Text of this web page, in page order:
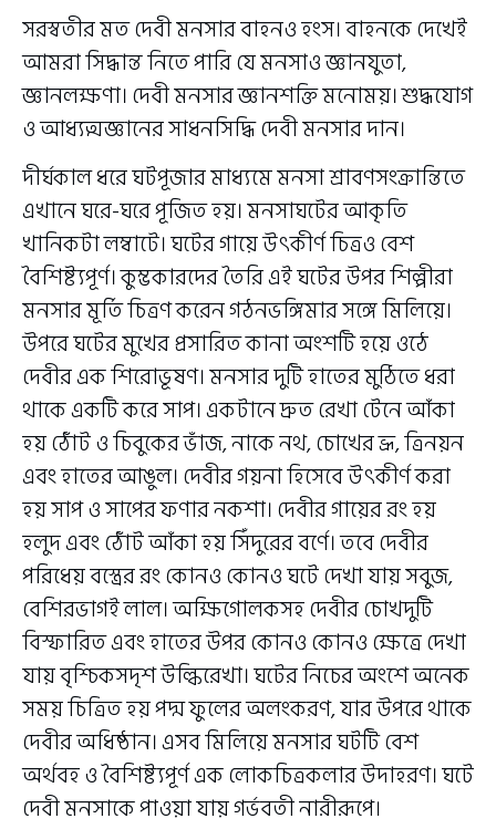
সরস্বতীর মত দেবী মনসার বাহনও হংস। বাহনকে দেখেই
আমরা সিদ্ধান্ত নিতে পারি যে মনসাও জ্ঞানযুতা,
জ্ঞানলক্ষণা। দেবী মনসার জ্ঞানশক্তি মনোময়। শুদ্ধযোগ
ও আধ্যত্মজ্ঞানের সাধনসিদ্ধি দেবী মনসার দান।
দীর্ঘকাল ধরে ঘটপূজার মাধ্যমে মনসা শ্রাবণসংক্রান্তিতে
এখানে ঘরে-ঘরে পূজিত হয়। মনসাঘটের আকৃতি
খানিকটা লম্বাটে। ঘটের গায়ে উৎকীর্ণ চিত্রও বেশ
বৈশিষ্ট্যপূর্ণ। কুম্ভকারদের তৈরি এই ঘটের উপর শিল্পীরা
মনসার মূর্তি চিত্রণ করেন গঠনভঙ্গিমার সঙ্গে মিলিয়ে।
উপরে ঘটের মুখের প্রসারিত কানা অংশটি হয়ে ওঠে
দেবীর এক শিরোভূষণ। মনসার দুটি হাতের মুঠিতে ধরা
থাকে একটি করে সাপ। একটানে দ্রুত রেখা টেনে আঁকা
হয় ঠোঁট ও চিবুকের ভাঁজ, নাকে নথ, চোখের ভ্রূ, ত্রিনয়ন
এবং হাতের আঙুল। দেবীর গয়না হিসেবে উৎকীর্ণ করা
হয় সাপ ও সাপের ফণার নকশা। দেবীর গায়ের রং হয়
হলুদ এবং ঠোঁট আঁকা হয় সিঁদুরের বর্ণে। তবে দেবীর
পরিধেয় বস্ত্রের রং কোনও কোনও ঘটে দেখা যায় সবুজ,
বেশিরভাগই লাল। অক্ষিগোলকসহ দেবীর চোখদুটি
বিস্ফারিত এবং হাতের উপর কোনও কোনও ক্ষেত্রে দেখা
যায় বৃশ্চিকসদৃশ উল্কিরেখা। ঘটের নিচের অংশে অনেক
সময় চিত্রিত হয় পদ্ম ফুলের অলংকরণ, যার উপরে থাকে
দেবীর অধিষ্ঠান। এসব মিলিয়ে মনসার ঘটটি বেশ
অর্থবহ ও বৈশিষ্ট্যপূর্ণ এক লোকচিত্রকলার উদাহরণ। ঘটে
দেবী মনসাকে পাওয়া যায় গর্ভবতী নারীরূপে।